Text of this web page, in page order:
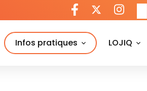
Infos pratiques LOJIQ